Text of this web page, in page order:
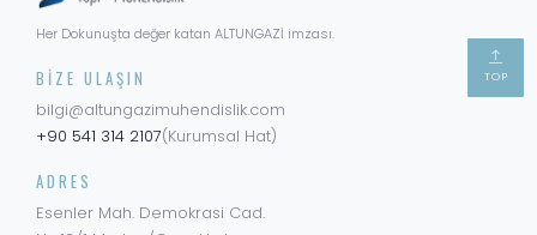
Her Dokunuşta değer katan ALTUNGAZİ imzası.
BIZE ULAŞIN
bilgi@altungazimuhendislik.com
+90 541 314 2107(Kurumsal Hat)
ADRES
Esenler Mah. Demokrasi Cad.
TOP